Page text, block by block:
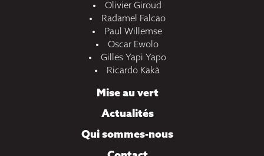
Olivier Giroud
Radamel Falcao
Paul Willemse
Oscar Ewolo
Gilles Yapi Yapo
Ricardo Kakà
Mise au vert
Actualités
Qui sommes-nous